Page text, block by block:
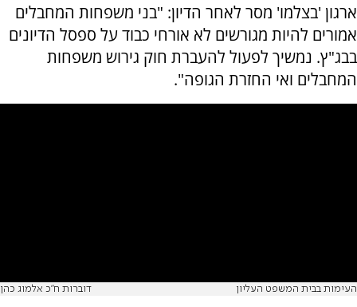
ארגון 'בצלמו' מסר לאחר הדיון: "בני משפחות המחבלים
אמורים להיות מגורשים לא אורחי כבוד על ספסל הדיונים
בבג"ץ. נמשיך לפעול להעברת חוק גירוש משפחות
המחבלים ואי החזרת הגופה".
העימות בבית המשפט העליון דוברות ח"כ אלמוג כהן